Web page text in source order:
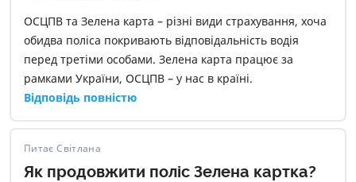
ОСЦПВ та Зелена карта – різні види страхування, хоча
обидва поліса покривають відповідальність водія
перед третіми особами. Зелена карта працює за
рамками України, ОСЦПВ – у нас в країні.
Відповідь повністю
Питає Світлана
Як продовжити поліс Зелена картка?